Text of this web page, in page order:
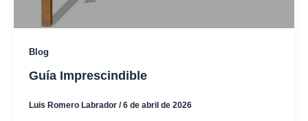
Blog
Guía Imprescindible
Luis Romero Labrador /6 de abril de 2026